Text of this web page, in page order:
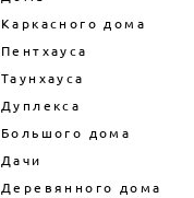
Каркасного дома
Пентхауса
Таунхауса
Дуплекса
Большого дома
Дачи
Деревянного дома